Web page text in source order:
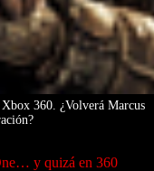
360. ¿Volverá Marcus
y quizá en 360